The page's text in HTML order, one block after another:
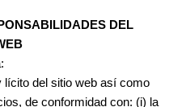
DEL
lícito del sitio web así como
de conformidad con: (i) la